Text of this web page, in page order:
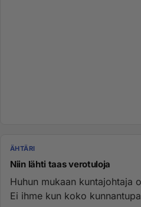
ÄHTÄRI
Niin lähti taas verotuloja
Huhun mukaan kuntajohtaja
Ei ihme kun koko